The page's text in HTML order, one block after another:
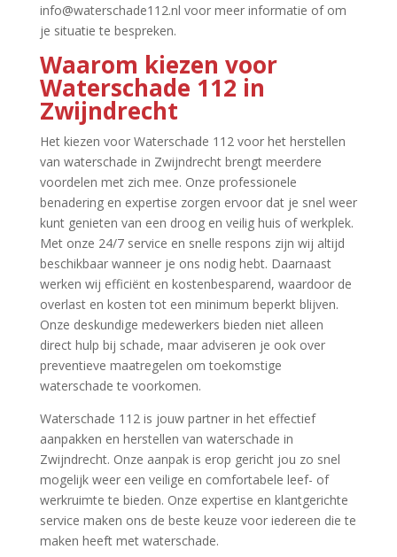
info@waterschade112.​nl voor meer informatie of om
je situatie te bespreken.​
Waarom kiezen voor
Waterschade 112 in
Zwijndrecht
Het kiezen voor Waterschade 112 voor het herstellen
van waterschade in Zwijndrecht brengt meerdere
voordelen met zich mee.​ Onze professionele
benadering en expertise zorgen ervoor dat je snel weer
kunt genieten van een droog en veilig huis of werkplek.​
Met onze 24/7 service en snelle respons zijn wij altijd
beschikbaar wanneer je ons nodig hebt.​ Daarnaast
werken wij efficiënt en kostenbesparend, waardoor de
overlast en kosten tot een minimum beperkt blijven.​
Onze deskundige medewerkers bieden niet alleen
direct hulp bij schade, maar adviseren je ook over
preventieve maatregelen om toekomstige
waterschade te voorkomen.​
Waterschade 112 is jouw partner in het effectief
aanpakken en herstellen van waterschade in
Zwijndrecht.​ Onze aanpak is erop gericht jou zo snel
mogelijk weer een veilige en comfortabele leef- of
werkruimte te bieden.​ Onze expertise en klantgerichte
service maken ons de beste keuze voor iedereen die te
maken heeft met waterschade.​